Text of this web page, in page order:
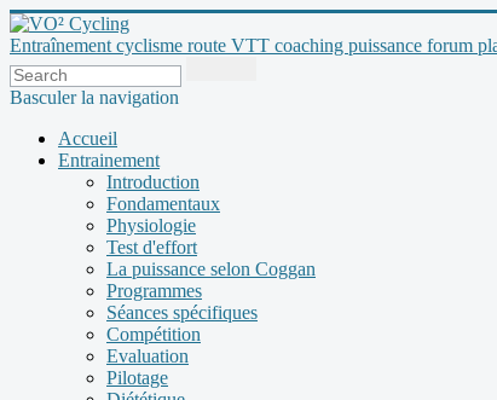
Entraînement cyclisme route VTT coaching puissance forum
Basculer la navigation
Accueil
Entrainement
Introduction
Fondamentaux
Physiologie
Test d'effort
La puissance selon Coggan
Programmes
Séances spécifiques
Compétition
Evaluation
Pilotage